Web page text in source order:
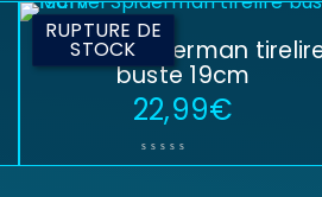
RUPTURE DE
STOCK
Marvel Spiderman
buste 19cm
22,99€